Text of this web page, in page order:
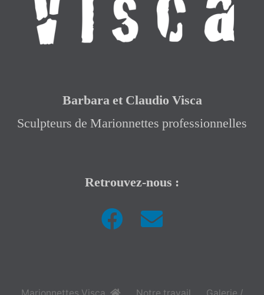
Barbara et Claudio Visca
Sculpteurs de Marionnettes professionnelles
Retrouvez-nous :